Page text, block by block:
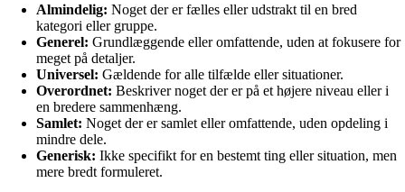
Almindelig: Noget der er fælles eller udstrakt til en bred
kategori eller gruppe.
Generel: Grundlæggende eller omfattende, uden at fokusere for
meget på detaljer.
Universel: Gældende for alle tilfælde eller situationer.
Overordnet: Beskriver noget der er på et højere niveau eller i
en bredere sammenhæng.
Samlet: Noget der er samlet eller omfattende, uden opdeling i
mindre dele.
Generisk: Ikke specifikt for en bestemt ting eller situation, men
mere bredt formuleret.